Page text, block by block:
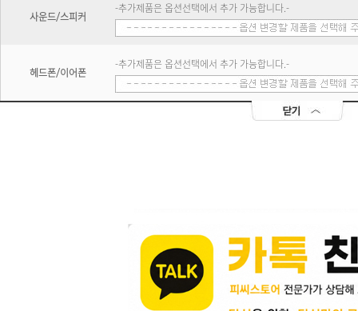
사운드/스피커
-추가제품은 옵션선택에서 추가 가능합니다.-
헤드폰/이어폰
-추가제품은 옵션선택에서 추가 가능합니다.-